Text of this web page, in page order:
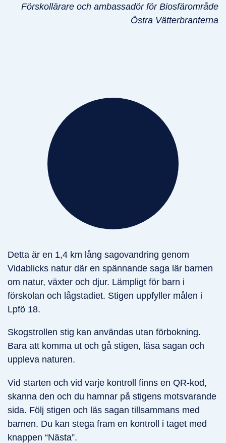
Förskollärare och ambassadör för Biosfärområde
Östra Vätterbranterna
Detta är en 1,4 km lång sagovandring genom
Vidablicks natur där en spännande saga lär barnen
om natur, växter och djur. Lämpligt för barn i
förskolan och lågstadiet. Stigen uppfyller målen i
Lpfö 18.
Skogstrollen stig kan användas utan förbokning.
Bara att komma ut och gå stigen, läsa sagan och
uppleva naturen.
Vid starten och vid varje kontroll finns en QR-kod,
skanna den och du hamnar på stigens motsvarande
sida. Följ stigen och läs sagan tillsammans med
barnen. Du kan stega fram en kontroll i taget med
knappen “Nästa”.